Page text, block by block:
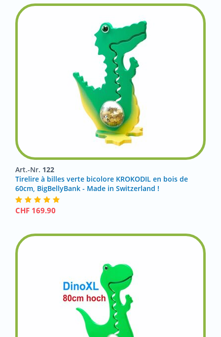
Art.-Nr. 122
Tirelire à billes verte bicolore KROKODIL en bois de
60cm, BigBellyBank - Made in Switzerland !
CHF 169.90